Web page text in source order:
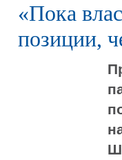
«Пока
позиции,